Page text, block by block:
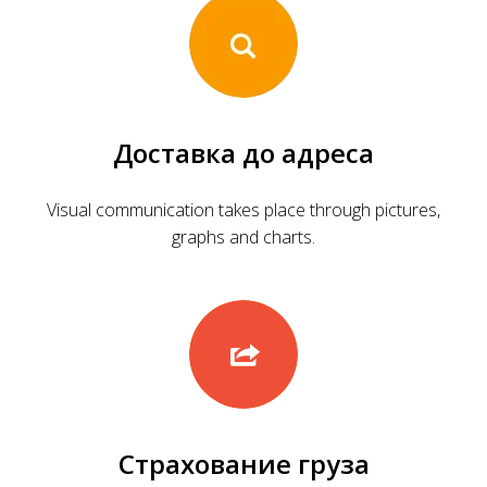
Доставка до адреса
Visual communication takes place through pictures,
graphs and charts.
Страхование груза